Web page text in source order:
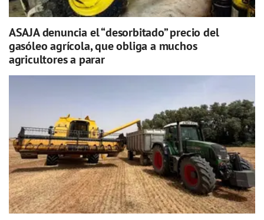
ASAJA denuncia el “desorbitado” precio del
gasóleo agrícola, que obliga a muchos
agricultores a parar